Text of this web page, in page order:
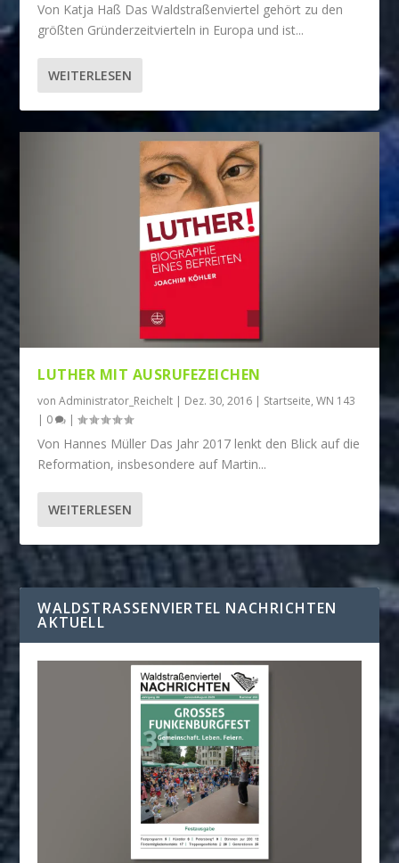
Von Katja Haß Das Waldstraßenviertel gehört zu den
größten Gründerzeitvierteln in Europa und ist...
WEITERLESEN
LUTHER MIT AUSRUFEZEICHEN
vonAdministrator_Reichelt | Dez. 30, 2016 | Startseite,WN 143
| 0 |
Von Hannes Müller Das Jahr 2017 lenkt den Blick auf die
Reformation, insbesondere auf Martin...
WEITERLESEN
WALDSTRASSENVIERTEL NACHRICHTEN A
KTUELL